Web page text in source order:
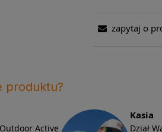
zapytaj o
produktu?
Active
Kasia
Dział